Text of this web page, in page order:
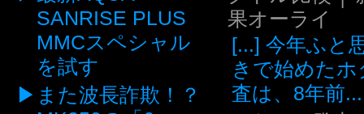
SANRISE PLUS
MMCスペシャル
を試す
また波長詐欺！？
果オーライ
[...] 今年ふと
きで始めたホ
査は、8年前...